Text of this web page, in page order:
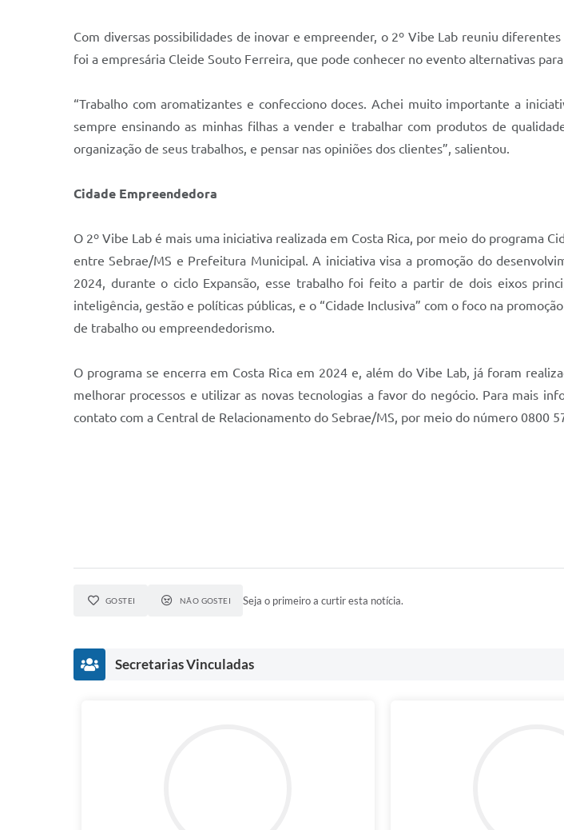
Com diversas possibilidades de inovar e empreender, o 2º Vibe Lab reuniu
foi a empresária Cleide Souto Ferreira, que pode conhecer no evento alternativas
“Trabalho com aromatizantes e confecciono doces. Achei muito importante a
sempre ensinando as minhas filhas a vender e trabalhar com produtos de
organização de seus trabalhos, e pensar nas opiniões dos clientes”, salientou.
Cidade Empreendedora
O 2º Vibe Lab é mais uma iniciativa realizada em Costa Rica, por meio do programa
entre Sebrae/MS e Prefeitura Municipal. A iniciativa visa a promoção do
2024, durante o ciclo Expansão, esse trabalho foi feito a partir de dois eixos
inteligência, gestão e políticas públicas, e o “Cidade Inclusiva” com o foco na
de trabalho ou empreendedorismo.
O programa se encerra em Costa Rica em 2024 e, além do Vibe Lab, já foram
melhorar processos e utilizar as novas tecnologias a favor do negócio. Para mais
contato com a Central de Relacionamento do Sebrae/MS, por meio do número 0800
GOSTEI NÃO GOSTEI Seja o primeiro a curtir esta notícia.
Secretarias Vinculadas